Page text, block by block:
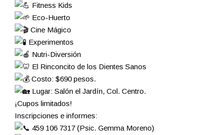
Fitness Kids
Eco-Huerto
Cine Mágico
Experimentos
Nutri-Diversión
El Rinconcito de los Dientes Sanos
Costo: $690 pesos.
Lugar: Salón el Jardín, Col. Centro.
¡Cupos limitados!
Inscripciones e informes:
459 106 7317 (Psic. Gemma Moreno)